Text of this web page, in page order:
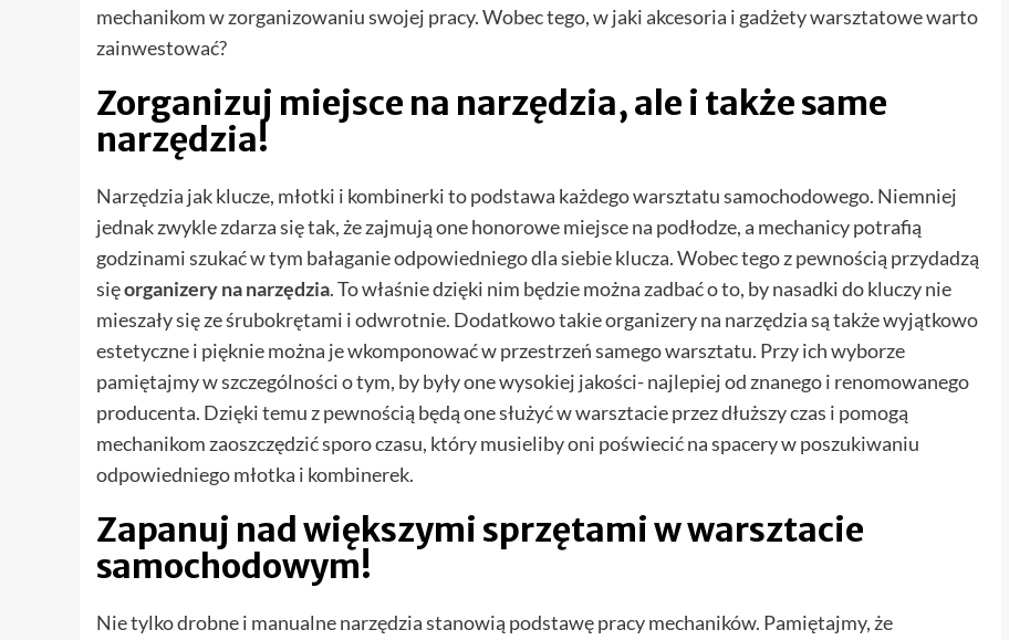
mechanikom w zorganizowaniu swojej pracy. Wobec tego, w jaki akcesoria i gadżety warsztatowe warto
zainwestować?
Zorganizuj miejsce na narzędzia, ale i także same
narzędzia!
Narzędzia jak klucze, młotki i kombinerki to podstawa każdego warsztatu samochodowego. Niemniej
jednak zwykle zdarza się tak, że zajmują one honorowe miejsce na podłodze, a mechanicy potrafią
godzinami szukać w tym bałaganie odpowiedniego dla siebie klucza. Wobec tego z pewnością przydadzą
sięorganizery na narzędzia. To właśnie dzięki nim będzie można zadbać o to, by nasadki do kluczy nie
mieszały się ze śrubokrętami i odwrotnie. Dodatkowo takie organizery na narzędzia są także wyjątkowo
estetyczne i pięknie można je wkomponować w przestrzeń samego warsztatu. Przy ich wyborze
pamiętajmy w szczególności o tym, by były one wysokiej jakości- najlepiej od znanego i renomowanego
producenta. Dzięki temu z pewnością będą one służyć w warsztacie przez dłuższy czas i pomogą
mechanikom zaoszczędzić sporo czasu, który musieliby oni poświecić na spacery w poszukiwaniu
odpowiedniego młotka i kombinerek.
Zapanuj nad większymi sprzętami w warsztacie
samochodowym!
Nie tylko drobne i manualne narzędzia stanowią podstawę pracy mechaników. Pamiętajmy, że